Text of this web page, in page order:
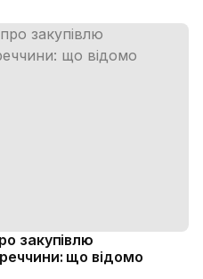
закупівлю
що відомо